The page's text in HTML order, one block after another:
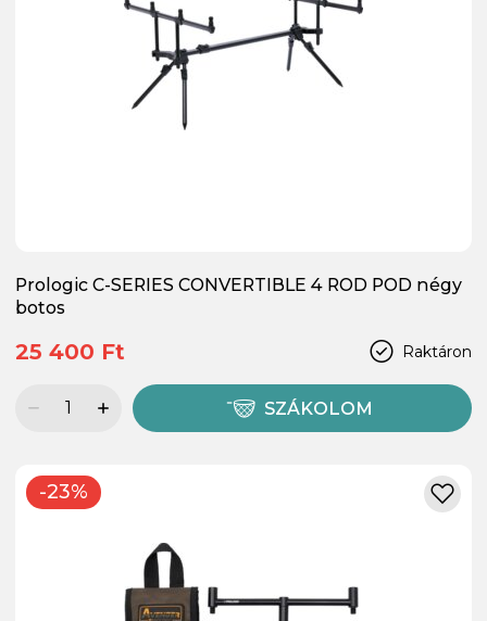
Prologic C-SERIES CONVERTIBLE 4 ROD POD négy
botos
Raktáron
25 400 Ft
SZÁKOLOM
-23%